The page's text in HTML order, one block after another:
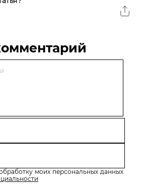
моих персональных данных